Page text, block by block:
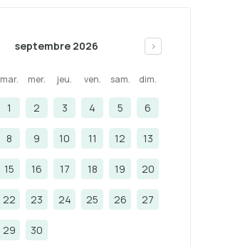
septembre 2026 >
mar. mer. jeu. ven. sam. dim.
1 2 3 4 5 6
8 9 10 11 12 13
15 16 17 18 19 20
22 23 24 25 26 27
29 30